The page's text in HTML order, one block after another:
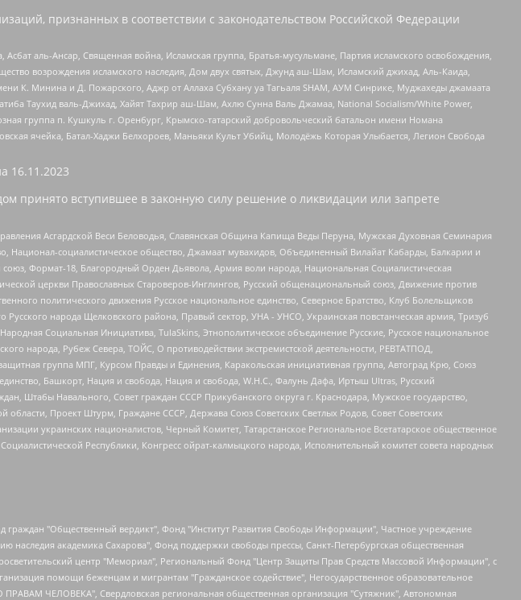
признанных в соответствии с законодательством Российской Федерации
аль-Ансар, Священная война, Исламская группа, Братья-мусульмане, Партия исламского освобождения,
возрождения исламского наследия, Дом двух святых, Джунд аш-Шам, Исламский джихад, Аль-Каида,
К. Минина и Д. Пожарского, Аджр от Аллаха Субхану уа Тагьаля SHAM, АУМ Синрике, Муджахеды джамаата
Таухид валь-Джихад, Хайят Тахрир аш-Шам, Ахлю Сунна Валь Джамаа, National Socialism/White Power,
группа п. Кушкуль г. Оренбург, Крымско-татарский добровольческий батальон имени Номана
ячейка, Батал-Хаджи Белхороев, Маньяки Культ Убийц, Молодёжь Которая Улыбается, Легион Свобода
16.11.2023
принято вступившее в законную силу решение о ликвидации или запрете
Асгардской Веси Беловодья, Славянская Община Капища Веды Перуна, Мужская Духовная Семинария
Национал-социалистическое общество, Джамаат мувахидов, Объединенный Вилайат Кабарды, Балкарии и
Формат-18, Благородный Орден Дьявола, Армия воли народа, Национальная Социалистическая
церкви Православных Староверов-Инглингов, Русский общенациональный союз, Движение против
политического движения Русское национальное единство, Северное Братство, Клуб Болельщиков
народа Щелковского района, Правый сектор, УНА - УНСО, Украинская повстанческая армия, Тризуб
Социальная Инициатива, TulaSkins, Этнополитическое объединение Русские, Русское национальное
народа, Рубеж Севера, ТОЙС, О противодействии экстремистской деятельности, РЕВТАТПОД,
группа МПГ, Курсом Правды и Единения, Каракольская инициативная группа, Автоград Крю, Союз
Башкорт, Нация и свобода, Нация и свобода, W.H.С., Фалунь Дафа, Иртыш Ultras, Русский
Штабы Навального, Совет граждан СССР Прикубанского округа г. Краснодара, Мужское государство,
Проект Штурм, Граждане СССР, Держава Союз Советских Светлых Родов, Совет Советских
украинских националистов, Черный Комитет, Татарстанское Региональное Всетатарское общественное
Республики, Конгресс ойрат-калмыцкого народа, Исполнительный комитет совета народных
(США), являющаяся владельцем интернет-издания https://mnews.world/, Компания "Stichting Bellingcat", зарегистрированная в Нидерландах (дата регистрации 11.07.2018), Захаров Андрей Вячеславович, Клепиковская Екатерина Дмитриевна, Общество с ограниченной ответственностью "МЕМО", Перл Роман Александрович, Симонов Евгений Алексеевич, Соловьева Елена Анатольевна, Сотников Даниил Владимирович, Сурначева Елизавета Дмитриевна, Автономная некоммерческая организация по защите прав человека и информированию населения "Якутия – Наше Мнение", Общество с ограниченной ответственностью "Москоу диджитал медиа", с 26.01.2023 Общество с ограниченной ответственностью "Чайка Белые сады", Ветошкина Валерия Валерьевна, Заговора Максим Александрович, Межрегиональное общественное движение "Российская ЛГБТ - сеть", Оленичев Максим Владимирович, Павлов Иван Юрьевич, Скворцова Елена Сергеевна, Общество с ограниченной ответственностью "Как бы инагент", Кочетков Игорь Викторович, Общество с ограниченной ответственностью "Честные выборы", Еланчик Олег Александрович, Общество с ограниченной ответственностью "Нобелевский призыв", Гималова Регина Эмилевна, Григорьев Андрей Валерьевич, Григорьева Алина Александровна, Ассоциация по содействию защите прав призывников, альтернативнослужащих и военнослужащих "Правозащитная группа "Гражданин.Армия.Право", Хисамова Регина Фаритовна, Автономная некоммерческая организация по реализации социально-правовых программ "Лилит", Дальневосточное общественное движение "Маяк", Санкт-Петербургская ЛГБТ-инициативная группа "Выход", Инициативная группа ЛГБТ+ "Реверс", Алексеев Андрей Викторович, Бекбулатова Таисия Львовна, Беляев Иван Михайлович, Владыкина Елена Сергеевна, Гельман Марат Александрович, Никульшина Вероника Юрьевна, Толоконникова Надежда Андреевна, Шендерович Виктор Анатольевич, Общество с ограниченной ответственностью "Данное сообщение", Общество с ограниченной ответственностью Издательский дом "Новая глава", Айнбиндер Александра Александровна, Московский комьюнити-центр для ЛГБТ+инициатив, Благотворительный фонд развития филантропии, Deutsche Welle (Германия, Kurt-Schumacher-Strasse 3, 53113 Bonn), Борзунова Мария Михайловна, Воробьев Виктор Викторович, Голубева Анна Львовна, Константинова Алла Михайловна, Малкова Ирина Владимировна, Мурадов Мурад Абдулгалимович, Осетинская Елизавета Николаевна, Понасенков Евгений Николаевич, Ганапольский Матвей Юрьевич, Киселев Евгений Алексеевич, Борухович Ирина Григорьевна, Дремин Иван Тимофеевич, Дубровский Дмитрий Викторович, Красноярская региональная общественная организация поддержки и развития альтернативных образовательных технологий и межкультурных коммуникаций "ИНТЕРРА", Маяковская Екатерина Алексеевна, Фейгин Марк Захарович, Филимонов Андрей Викторович, Дзугкоева Регина Николаевна, Доброхотов Роман Александрович, Дудь Юрий Александрович, Елкин Сергей Владимирович, Кругликов Кирилл Игоревич, Сабунаева Мария Леонидовна, Семенов Алексей Владимирович, Шаинян Карен Багратович, Шульман Екатерина Михайловна, Асафьев Артур Валерьевич, Вахштайн Виктор Семенович, Венедиктов Алексей Алексеевич, Лушникова Екатерина Евгеньевна, Волков Леонид Михайлович, Невзоров Александр Глебович, Пархоменко Сергей Борисович, Сироткин Ярослав Николаевич, Кара-Мурза Владимир Владимирович, Баранова Наталья Владимировна, Гозман Леонид Яковлевич, Кагарлицкий Борис Юльевич, Климарев Михаил Валерьевич, Милов Владимир Станиславович, Автономная некоммерческая организация Краснодарский центр современного искусства "Типография", Моргенштерн Алишер Тагирович, Соболь Любовь Эдуардовна, Общество с ограниченной ответственностью "ЛИЗА НОРМ", Каспаров Гарри Кимович, Ходорковский Михаил Борисович, Общество с ограниченной ответственностью "Апрельские тезисы", Данилович Ирина Брониславовна, Кашин Олег Владимирович, Петров Николай Владимирович, Пивоваров Алексей Владимирович, Соколов Михаил Владимирович, Цветкова Юлия Владимировна, Чичваркин Евгений Александрович, Комитет против пыток/Команда против пыток, Общество с ограниченной ответственностью "Первый научный", Общество с ограниченной ответственностью "Вертолет и ко", Белоцерковская Вероника Борисовна, Кац Максим Евгеньевич, Лазарева Татьяна Юрьевна, Шаведдинов Руслан Табризович, Яшин Илья Валерьевич, Общество с ограниченной ответственностью "Иноагент ААВ", Алешковский Дмитрий Петрович, Альбац Евгения Марковна, Быков Дмитрий Львович, Галямина Юлия Евгеньевна, Лойко Сергей Леонидович, Мартынов Кирилл Константинович, Медведев Сергей Александрович, Крашенинников Федор Геннадиевич, Гордеева Катерина Вл